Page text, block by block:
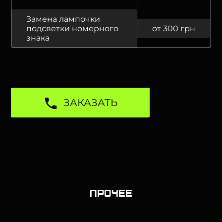
Замена лампочки
подсветки номерного
знака
от 300 грн
ЗАКАЗАТЬ
Прочее